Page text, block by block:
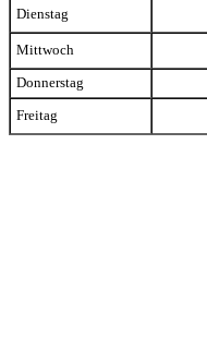
Dienstag
Mittwoch
Donnerstag
Freitag